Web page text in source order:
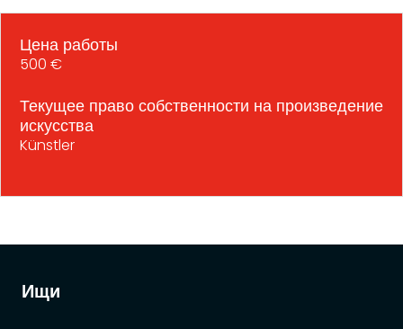
Ищи
Цена работы
500 €
Текущее право собственности на произведение
искусства
Künstler